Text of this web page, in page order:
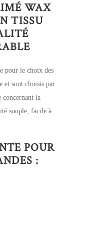
WAX
TISSU
pour le choix des
et sont choisis par
concernant la
souple, facile à
POUR
: